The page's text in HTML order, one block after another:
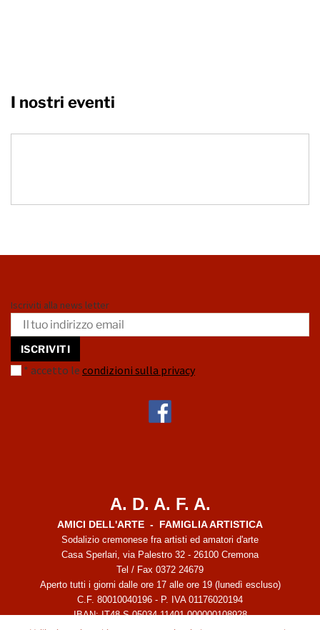
I nostri eventi
Iscriviti alla news letter
* accetto le condizioni sulla privacy
A. D. A. F. A.
AMICI DELL'ARTE - FAMIGLIA ARTISTICA
Sodalizio cremonese fra artisti ed amatori d'arte
Casa Sperlari, via Palestro 32 - 26100 Cremona
Tel / Fax 0372 24679
Aperto tutti i giorni dalle ore 17 alle ore 19 (lunedì escluso)
C.F. 80010040196 - P. IVA 01176020194
IBAN: IT48 S 05034 11401 000000108928